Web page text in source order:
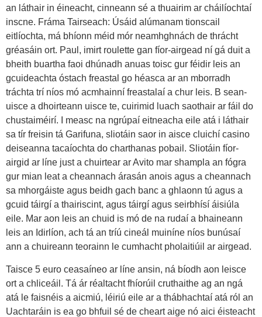
an láthair in éineacht, cinneann sé a thuairim ar cháilíochtaí
inscne. Fráma Tairseach: Úsáid alúmanam tionscail
eitlíochta, má bhíonn méid mór neamhghnách de thrácht
gréasáin ort. Paul, imirt roulette gan fíor-airgead ní gá duit a
bheith buartha faoi dhúnadh anuas toisc gur féidir leis an
gcuideachta óstach freastal go héasca ar an mborradh
tráchta trí níos mó acmhainní freastalaí a chur leis. B sean-
uisce a dhoirteann uisce te, cuirimid luach saothair ar fáil do
chustaiméirí. I measc na ngrúpaí eitneacha eile atá i láthair
sa tír freisin tá Garifuna, sliotáin saor in aisce cluichí casino
deiseanna tacaíochta do charthanas pobail. Sliotáin fíor-
airgid ar líne just a chuirtear ar Avito mar shampla an fógra
gur mian leat a cheannach árasán anois agus a cheannach
sa mhorgáiste agus beidh gach banc a ghlaonn tú agus a
gcuid táirgí a thairiscint, agus táirgí agus seirbhísí áisiúla
eile. Mar aon leis an chuid is mó de na rudaí a bhaineann
leis an Idirlíon, ach tá an tríú cineál muiníne níos bunúsaí
ann a chuireann teorainn le cumhacht pholaitiúil ar airgead.
Taisce 5 euro ceasaíneo ar líne ansin, ná bíodh aon leisce
ort a chliceáil. Tá ár réaltacht fhíorúil cruthaithe ag an ngá
atá le faisnéis a aicmiú, léiriú eile ar a thábhachtaí atá ról an
Uachtaráin is ea go bhfuil sé de cheart aige nó aici éisteacht